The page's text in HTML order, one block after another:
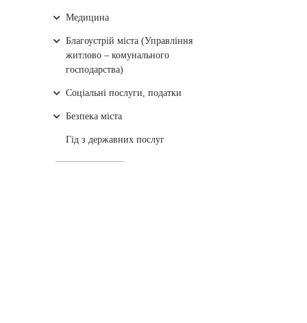
Медицина
Благоустрій міста (Управління
житлово – комунального
господарства)
Соціальні послуги, податки
Безпека міста
Гід з державних послуг